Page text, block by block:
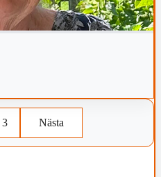
3 Nästa